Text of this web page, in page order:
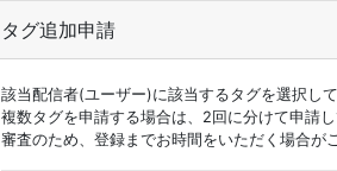
タグ追加申請
該当配信者(ユーザー)に該当するタグを選択し
複数タグを申請する場合は、2回に分けて申請
審査のため、登録までお時間をいただく場合が